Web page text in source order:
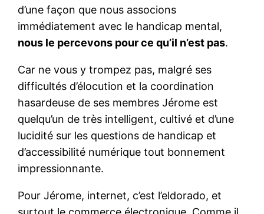
d’une façon que nous associons
immédiatement avec le handicap mental,
nous le percevons pour ce qu’il n’est pas.
Car ne vous y trompez pas, malgré ses
difficultés d’élocution et la coordination
hasardeuse de ses membres Jérome est
quelqu’un de très intelligent, cultivé et d’une
lucidité sur les questions de handicap et
d’accessibilité numérique tout bonnement
impressionnante.
Pour Jérome, internet, c’est l’eldorado, et